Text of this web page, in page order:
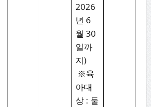
2026
년 6
월 30
일까
지)
※육
아대
상 : 둘